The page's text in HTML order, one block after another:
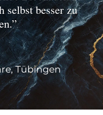
selbst besser zu
Tübingen